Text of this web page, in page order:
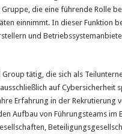
die eine führende Rolle
einnimmt. In dieser Funktion
und
tätig, die sich als
auf Cybersicherheit
Erfahrung in der Rekrutierung
Aufbau von Führungsteams im